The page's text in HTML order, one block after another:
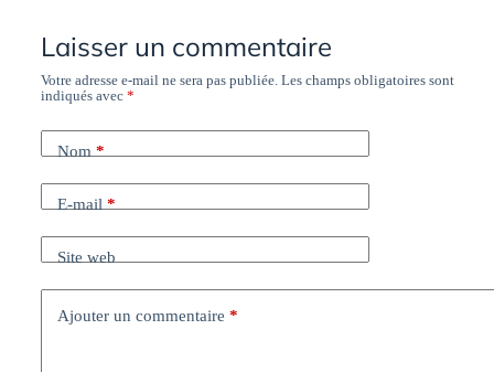
Laisser un commentaire
Votre adresse e-mail ne sera pas publiée. Les champs obligatoires sont
indiqués avec*
Nom *
E-mail *
Site web
Ajouter un commentaire *